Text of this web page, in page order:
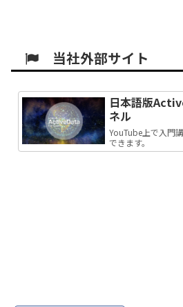
当社外部サイト
日本語版
ネル
YouTube上で入門
できます。